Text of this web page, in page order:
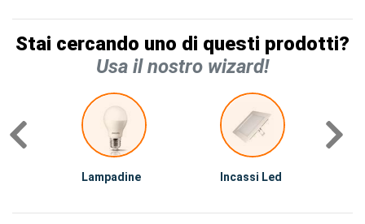
Stai cercando uno di questi prodotti?
Usa il nostro wizard!
Lampadine Incassi Led